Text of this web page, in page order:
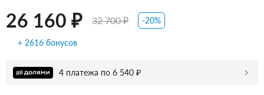
26 160 ₽ 32 700 ₽ -20%
+ 2616 бонусов
4 платежа по 6 540 ₽